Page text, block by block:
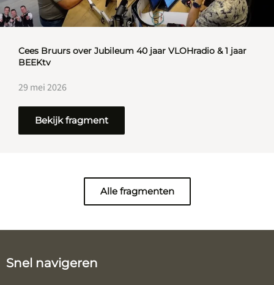
Cees Bruurs over Jubileum 40 jaar VLOHradio & 1 jaar
BEEKtv
29 mei 2026
Bekijk fragment
Alle fragmenten
Snel navigeren